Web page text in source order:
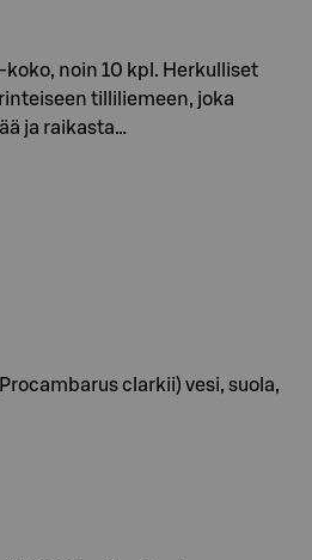
koko, noin 10 kpl. Herkulliset
tilliliemeen, joka
ja raikasta…
clarkii) vesi, suola,